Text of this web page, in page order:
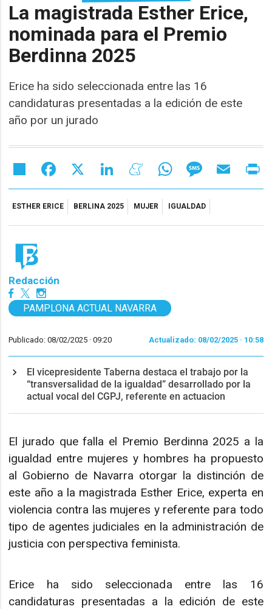
La magistrada Esther Erice,
nominada para el Premio
Berdinna 2025
Erice ha sido seleccionada entre las 16
candidaturas presentadas a la edición de este
año por un jurado
Share Facebook LinkedIn MeneameWhatsAppMessageEmail
ESTHER ERICE BERLINA 2025 MUJER IGUALDAD
Redacción
PAMPLONA ACTUAL NAVARRA
Publicado: 08/02/2025 ·09:20 Actualizado: 08/02/2025 · 10:58
El vicepresidente Taberna destaca el trabajo por la
“transversalidad de la igualdad” desarrollado por la
actual vocal del CGPJ, referente en actuacion
El jurado que falla el Premio Berdinna 2025 a la
igualdad entre mujeres y hombres ha propuesto
al Gobierno de Navarra otorgar la distinción de
este año a la magistrada Esther Erice, experta en
violencia contra las mujeres y referente para todo
tipo de agentes judiciales en la administración de
justicia con perspectiva feminista.
Erice ha sido seleccionada entre las 16
candidaturas presentadas a la edición de este